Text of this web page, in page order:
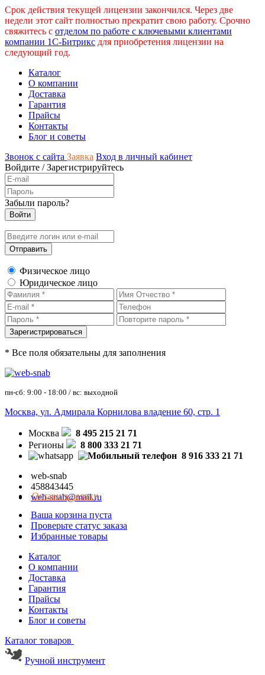
Срок действия текущей лицензии закончился. Через две
недели этот сайт полностью прекратит свою работу. Срочно
свяжитесь с отделом по работе с ключевыми клиентами
компании 1С-Битрикс для приобретения лицензии на
следующий год.
Каталог
О компании
Доставка
Гарантия
Прайсы
Контакты
Блог и советы
Звонок с сайта Заявка Вход в личный кабинет
Войдите /Зарегистрируйтесь
Забыли пароль?
Физическое лицо
Юридическое лицо
* Все поля обязательны для заполнения
пн-сб: 9:00 - 18:00 / вс: выходной
Москва, ул. Адмирала Корнилова владение 60, стр. 1
Москва
8 495 215 21 71
Регионы
8 800 333 21 71
8 916 333 21 71
web-snab
458843445
web-snab@mail.ru
Оставить заявку
Ваша корзина пуста
Проверьте статус заказа
Избранные товары
Каталог
О компании
Доставка
Гарантия
Прайсы
Контакты
Блог и советы
Каталог товаров
Ручной инструмент